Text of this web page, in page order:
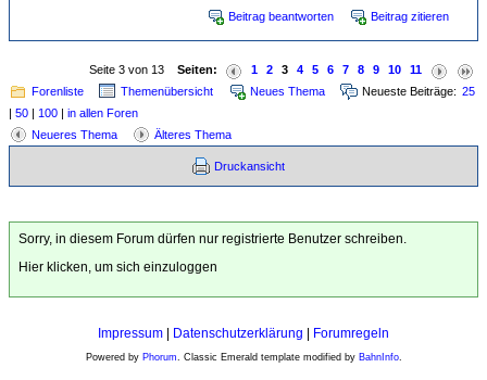
Beitrag beantworten Beitrag zitieren
Seite 3 von 13 Seiten: 1 2 3 4 5 6 7 8 9 10
11
Forenliste
Themenübersicht Neues Thema Neueste Beiträge: 25
| 50 | 100 | in allen Foren
Neueres Thema
Älteres Thema
Druckansicht
Sorry, in diesem Forum dürfen nur registrierte Benutzer schreiben.
Hier klicken, um sich einzuloggen
Impressum Datenschutzerklärung Forumregeln
Powered by Phorum. Classic Emerald template modified by BahnInfo.